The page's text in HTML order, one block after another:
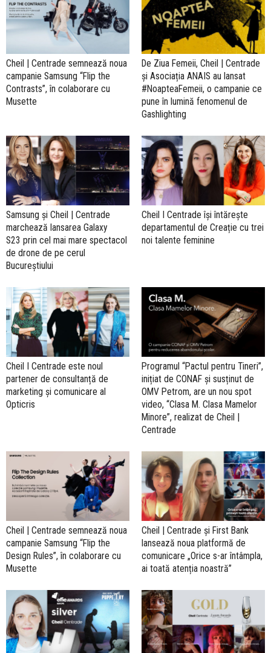
Cheil | Centrade semnează noua
campanie Samsung “Flip the
Contrasts”, în colaborare cu
Musette
De Ziua Femeii, Cheil | Centrade
și Asociația ANAIS au lansat
#NoapteaFemeii, o campanie ce
pune în lumină fenomenul de
Gashlighting
Samsung și Cheil | Centrade
marchează lansarea Galaxy
S23 prin cel mai mare spectacol
de drone de pe cerul
Bucureștiului
Cheil I Centrade își întărește
departamentul de Creație cu trei
noi talente feminine
Cheil I Centrade este noul
partener de consultanță de
marketing și comunicare al
Opticris
Programul “Pactul pentru Tineri”,
inițiat de CONAF și susținut de
OMV Petrom, are un nou spot
video, “Clasa M. Clasa Mamelor
Minore”, realizat de Cheil |
Centrade
Cheil | Centrade semnează noua
campanie Samsung “Flip the
Design Rules”, în colaborare cu
Musette
Cheil | Centrade și First Bank
lansează noua platformă de
comunicare „Orice s-ar întâmpla,
ai toată atenția noastră”